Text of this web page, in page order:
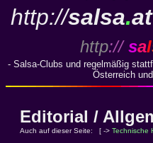
http://salsa.at
http:// sal
- Salsa-Clubs und regelmäßig
Österreich
Editorial /
Auch auf dieser Seite: [ -> Technische